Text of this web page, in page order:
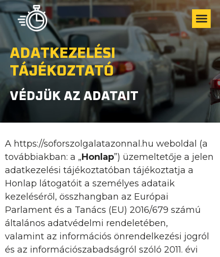
ADATKEZELÉSI
TÁJÉKOZTATÓ
VÉDJÜK AZ ADATAIT
A https://soforszolgalatazonnal.hu weboldal (a
továbbiakban: a „Honlap”) üzemeltetője a jelen
adatkezelési tájékoztatóban tájékoztatja a
Honlap látogatóit a személyes adataik
kezeléséről, összhangban az Európai
Parlament és a Tanács (EU) 2016/679 számú
általános adatvédelmi rendeletében,
valamint az információs önrendelkezési jogról
és az információszabadságról szóló 2011. évi